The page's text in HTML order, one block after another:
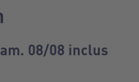
08/08 inclus